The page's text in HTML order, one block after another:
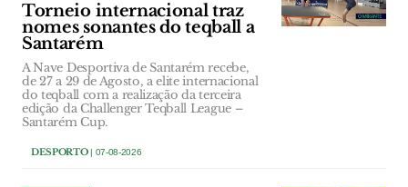
Torneio internacional traz
nomes sonantes do teqball a
Santarém
A Nave Desportiva de Santarém recebe,
de 27 a 29 de Agosto, a elite internacional
do teqball com a realização da terceira
edição da Challenger Teqball League –
Santarém Cup.
DESPORTO| 07-08-2026